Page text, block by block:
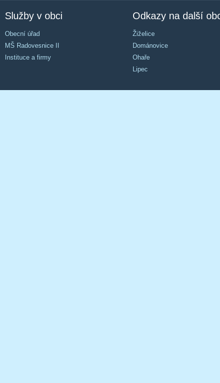
Služby v obci
Obecní úřad
MŠ Radovesnice II
Instituce a firmy
Odkazy na další
Žiželice
Dománovice
Ohaře
Lipec